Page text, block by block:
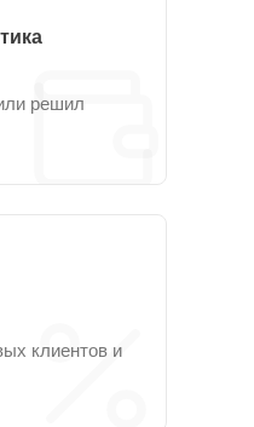
решил
клиентов и